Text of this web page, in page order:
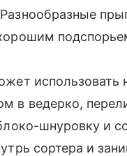
использовать
в ведерко,
шнуровку и
сортера и